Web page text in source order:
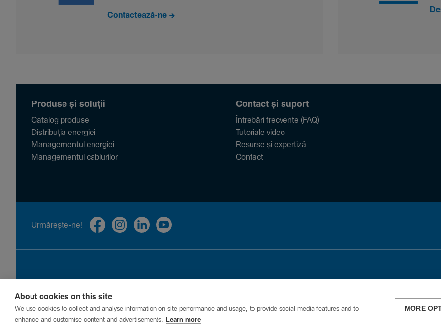
Contactează-ne
Produse și soluții
Catalog produse
Distribuția energiei
Managementul energiei
Managementul cablurilor
Contact și suport
Întrebări frecvente (FAQ)
Tutoriale video
Resurse și expertiză
Contact
Urmă­rește-ne!
Privacy Cookies
About cookies on this site
We use cookies to collect and analyse information on site performance and usage, to provide social media features and to
enhance and customise content and advertisements.
Learn more
MORE